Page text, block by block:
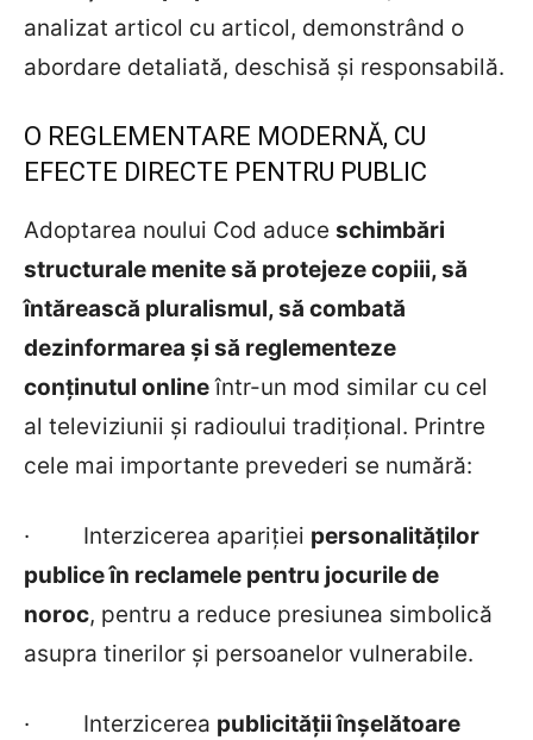
analizat articol cu articol, demonstrând o
abordare detaliată, deschisă și responsabilă.
O REGLEMENTARE MODERNĂ, CU
EFECTE DIRECTE PENTRU PUBLIC
Adoptarea noului Cod aduce schimbări
structurale menite să protejeze copiii, să
întărească pluralismul, să combată
dezinformarea și să reglementeze
conținutul online într-un mod similar cu cel
al televiziunii și radioului tradițional. Printre
cele mai importante prevederi se numără:
· Interzicerea apariției personalităților
publice în reclamele pentru jocurile de
noroc, pentru a reduce presiunea simbolică
asupra tinerilor și persoanelor vulnerabile.
· Interzicerea publicității înșelătoare